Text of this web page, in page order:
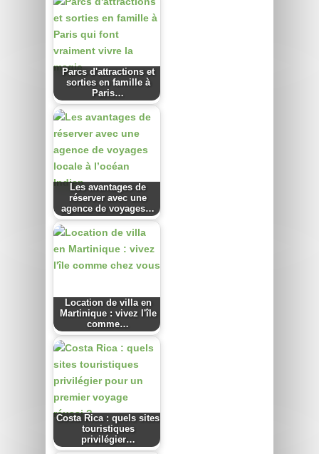
Parcs d'attractions et
sorties en famille à
Paris…
Les avantages de
réserver avec une
agence de voyages…
Location de villa en
Martinique : vivez l'île
comme…
Costa Rica : quels sites
touristiques
privilégier…